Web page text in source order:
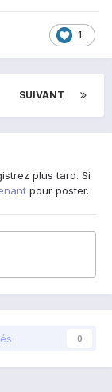
1
SUIVANT
plus tard. Si
pour poster.
0